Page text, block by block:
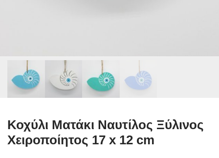
Κοχύλι Ματάκι Ναυτίλος Ξύλινος
Χειροποίητος 17 x 12 cm